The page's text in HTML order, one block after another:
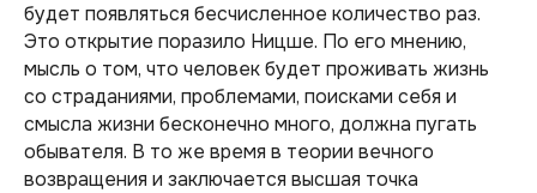
будет появляться бесчисленное количество раз.
Это открытие поразило Ницше. По его мнению,
мысль о том, что человек будет проживать жизнь
со страданиями, проблемами, поисками себя и
смысла жизни бесконечно много, должна пугать
обывателя. В то же время в теории вечного
возвращения и заключается высшая точка